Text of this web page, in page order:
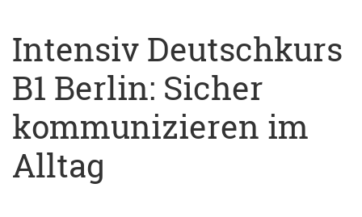
Intensiv Deutschkurs
B1 Berlin: Sicher
kommunizieren im
Alltag